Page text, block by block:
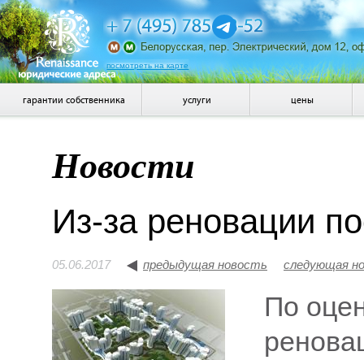
посмотреть на карте
гарантии собственника услуги цены
Новости
Из-за реновации
05.06.2017 предыдущая новость следующая
По